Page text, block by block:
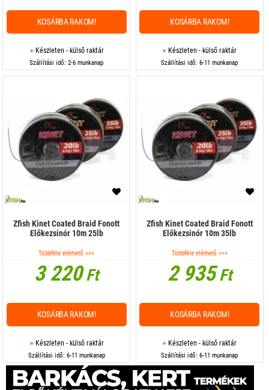
Készleten - külső raktár
Szállítási idő: 2-6 munkanap
KOSÁRBA RAKOM!
Készleten - külső raktár
Szállítási idő: 6-11 munkanap
KOSÁRBA RAKOM!
Zfish Kinet Coated Braid Fonott
Előkezsinór 10m 25lb
Többféle elérhető >>>
3 220Ft
Készleten - külső raktár
Szállítási idő: 6-11 munkanap
KOSÁRBA RAKOM!
Zfish Kinet Coated Braid Fonott
Előkezsinór 10m 35lb
Többféle elérhető >>>
2 935Ft
Készleten - külső raktár
Szállítási idő: 6-11 munkanap
KOSÁRBA RAKOM!